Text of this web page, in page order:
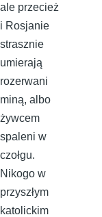
ale przecież
i Rosjanie
strasznie
umierają
rozerwani
miną, albo
żywcem
spaleni w
czołgu.
Nikogo w
przyszłym
katolickim